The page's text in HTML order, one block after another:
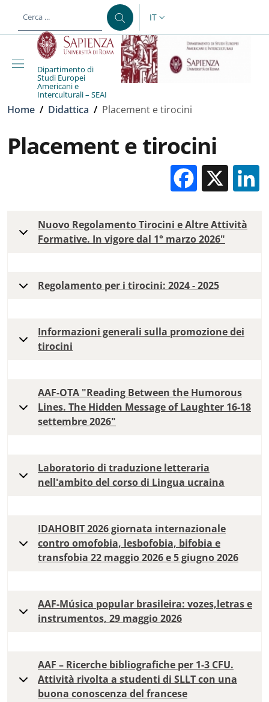
al contenuto principale
SELETTORE LINGUA:
IT
Dipartimento di
Studi Europei
Americani e
Interculturali – SEAI
Briciole di pane
Home / Didattica / Placement e tirocini
Placement e tirocini
X
Nuovo Regolamento Tirocini e Altre Attività
Formative. In vigore dal 1° marzo 2026"
Regolamento per i tirocini: 2024 - 2025
Informazioni generali sulla promozione dei
tirocini
AAF-OTA "Reading Between the Humorous
Lines. The Hidden Message of Laughter 16-18
settembre 2026"
Laboratorio di traduzione letteraria
nell'ambito del corso di Lingua ucraina
IDAHOBIT 2026 giornata internazionale
contro omofobia, lesbofobia, bifobia e
transfobia 22 maggio 2026 e 5 giugno 2026
AAF-Música popular brasileira: vozes,letras e
instrumentos, 29 maggio 2026
AAF – Ricerche bibliografiche per 1-3 CFU.
Attività rivolta a studenti di SLLT con una
buona conoscenza del francese